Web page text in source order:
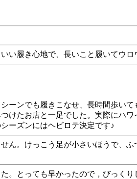
い履き心地で、長いこと履いてウロ
ーンでも履きこなせ、長時間歩い
けたお店と一足でした。実際にハ
ーズンにはヘビロテ決定です♪
ん。けっこう足が小さいほうで、
。とっても早かったので，びっく